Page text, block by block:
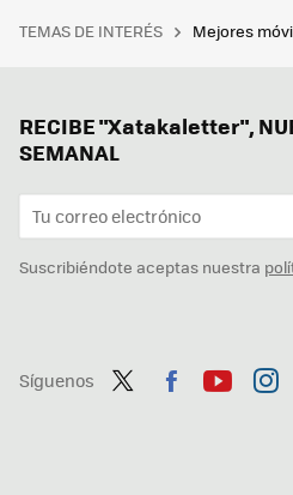
TEMAS DE INTERÉS Mejores
RECIBE "Xatakaletter",
SEMANAL
Suscribiéndote aceptas nuestra
Síguenos